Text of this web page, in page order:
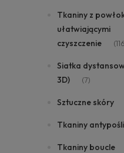
Tkaniny z
ułatwiającymi
czyszczenie
Siatka
3D)
(7)
Sztuczne skóry
Tkaniny
Tkaniny boucle